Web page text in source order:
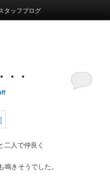
タッフブログ
・・
人で仲良く
きそうでした。